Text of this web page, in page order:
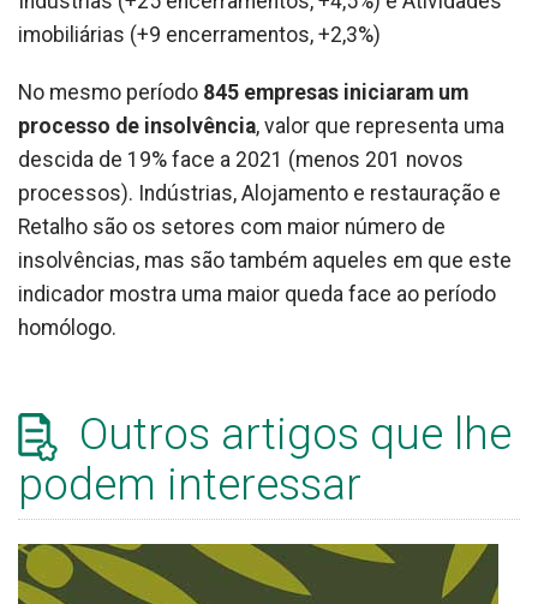
imobiliárias (+9 encerramentos, +2,3%)
No mesmo período 845 empresas iniciaram um
processo de insolvência, valor que representa uma
descida de 19% face a 2021 (menos 201 novos
processos). Indústrias, Alojamento e restauração e
Retalho são os setores com maior número de
insolvências, mas são também aqueles em que este
indicador mostra uma maior queda face ao período
homólogo.
Outros artigos que lhe
podem interessar